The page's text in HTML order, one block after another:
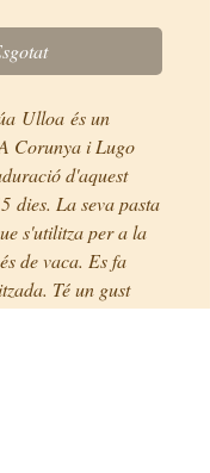
Ulloa és un
Corunya i Lugo
d'aquest
dies. La seva pasta
s'utilitza per a la
de vaca. Es fa
Té un gust